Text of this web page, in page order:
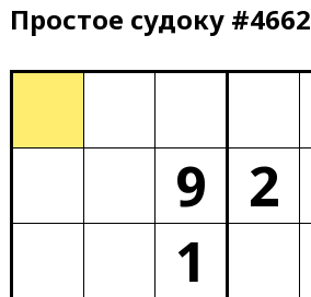
Простое cудоку #4662
9
2
1